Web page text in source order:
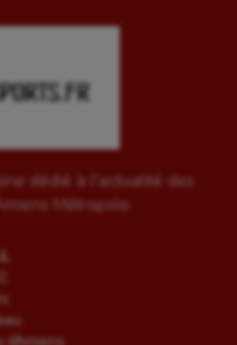
dédié à l'actualité des
Métropole.
d’Amiens